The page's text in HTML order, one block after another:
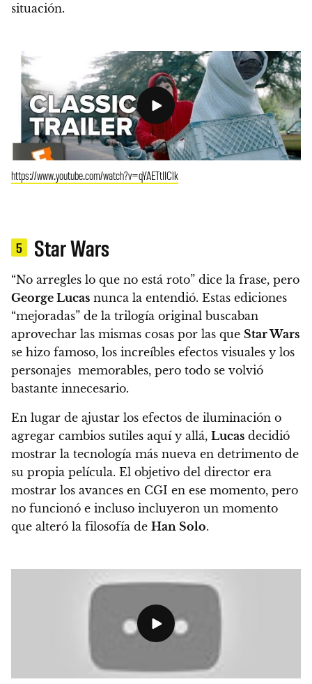
situación.
https://www.youtube.com/watch?v=qYAETtIIClk
5 Star Wars
“No arregles lo que no está roto” dice la frase, pero
George Lucas nunca la entendió. Estas ediciones
“mejoradas” de la trilogía original buscaban
aprovechar las mismas cosas por las que Star Wars
se hizo famoso, los increíbles efectos visuales y los
personajes memorables, pero todo se volvió
bastante innecesario.
En lugar de ajustar los efectos de iluminación o
agregar cambios sutiles aquí y allá, Lucas decidió
mostrar la tecnología más nueva en detrimento de
su propia película. El objetivo del director era
mostrar los avances en CGI en ese momento, pero
no funcionó e incluso incluyeron un momento
que alteró la filosofía de Han Solo.